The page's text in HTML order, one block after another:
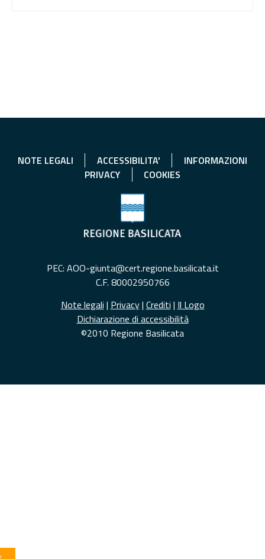
NOTE LEGALI ACCESSIBILITA'
INFORMAZIONI
PRIVACY
COOKIES
PEC: AOO-giunta@cert.regione.basilicata.it
C.F. 80002950766
Note legali | Privacy| Crediti | Il Logo
Dichiarazione di accessibilità
©2010 Regione Basilicata